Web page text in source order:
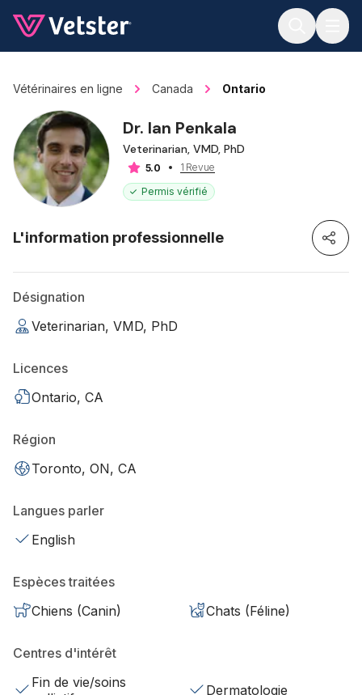
Vétérinaires en ligne Canada Ontario
Dr. Ian Penkala
Veterinarian, VMD, PhD
5.0
1 Revue
Permis vérifié
L'information professionnelle
Désignation
Veterinarian, VMD, PhD
Licences
Ontario, CA
Région
Toronto, ON, CA
Langues parler
English
Espèces traitées
Chiens (Canin)
Chats (Féline)
Centres d'intérêt
Fin de vie/soins
Dermatologie